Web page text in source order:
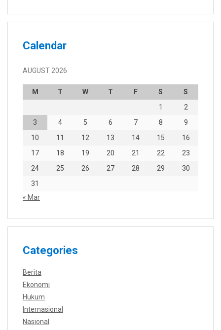
Calendar
AUGUST 2026
M T W T F S
S
1
2
3
4 5 6 7 8
9
10
11 12 13 14 15
16
17
18 19 20 21 22
23
24
25 26 27 28 29
30
31
« Mar
Categories
Berita
Ekonomi
Hukum
Internasional
Nasional